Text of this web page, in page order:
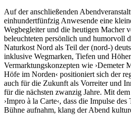
Auf der anschließenden
einhundertfünfzig Anwesende eine
Wegbegleiter und die heutigen Macher
beleuchteten persönlich und humorvoll
Naturkost Nord als Teil der (nord-)
inklusive Wegmarken, Tiefen und
Vermarktungskonzepten wie ›Demeter
Höfe im Norden‹ positioniert sich der
auch für die Zukunft als Vorreiter und
für die nächsten zwanzig Jahre. Mit
›Impro à la Carte‹, dass die Impulse
Bühne aufnahm, klang der Abend